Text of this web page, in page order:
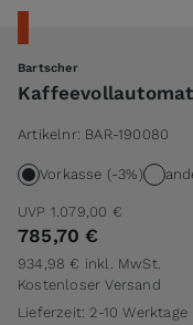
Bartscher
Artikelnr: BAR-190080
Vorkasse (-3%)
UVP 1.079,00 €
785,70 €
934,98 € inkl. MwSt.
Kostenloser Versand
Lieferzeit: 2-10 Werktage